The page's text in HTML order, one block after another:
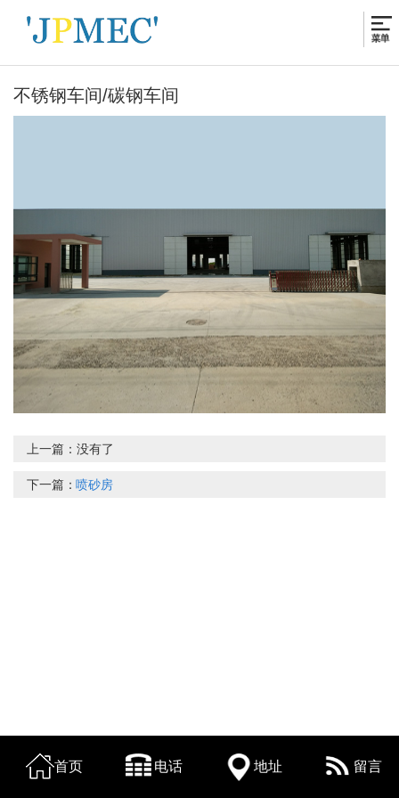
不锈钢车间/碳钢车间
上一篇： 没有了
下一篇：喷砂房
首页 电话 地址 留言